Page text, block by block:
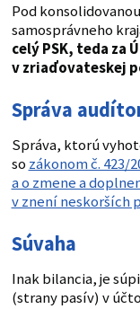
Pod
samosprávneho
celý PSK, teda za
v zriaďovateskej
Správa
Správa, ktorú
so zákonom č. 423/
a o zmene a
v znení neskorších
Súvaha
Inak bilancia, je
(strany pasív) v